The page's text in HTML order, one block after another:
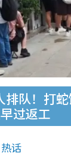
排队！打
过返工
热话